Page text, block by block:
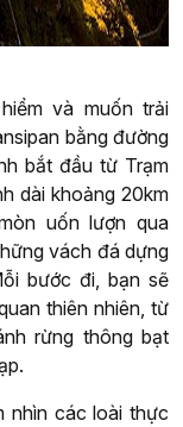
và muốn trải
bằng đường
bắt đầu từ Trạm
dài khoảng 20km
uốn lượn qua
vách đá dựng
bước đi, bạn sẽ
thiên nhiên, từ
rừng thông bạt
nhìn các loài thực